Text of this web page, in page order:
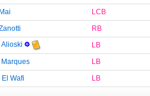
LCB
RB
Alioski
LB
Marques LB
Wafi LB